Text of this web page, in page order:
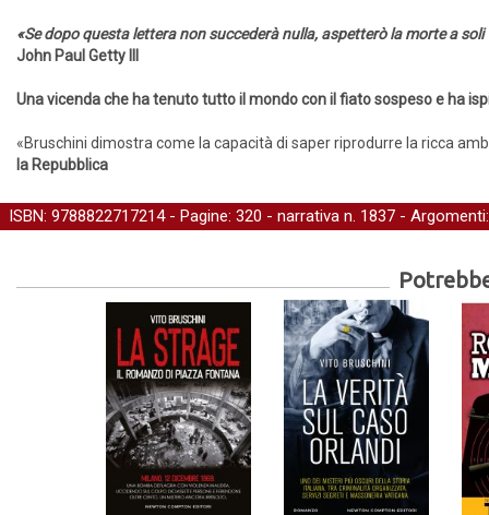
«Se dopo questa lettera non succederà nulla, aspetterò la morte a soli
John Paul Getty III
Una vicenda che ha tenuto tutto il mondo con il fiato sospeso e ha
«Bruschini dimostra come la capacità di saper riprodurre la ricca
la Repubblica
ISBN: 9788822717214 - Pagine: 320 - narrativa n. 1837 -